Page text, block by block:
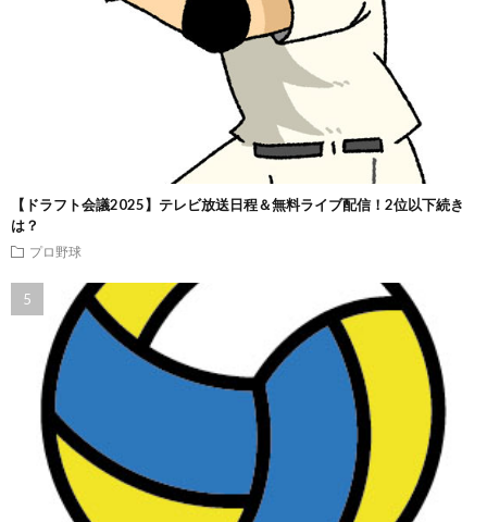
【ドラフト会議2025】テレビ放送日程＆無料ライブ配信！2位以下続き
は？
プロ野球